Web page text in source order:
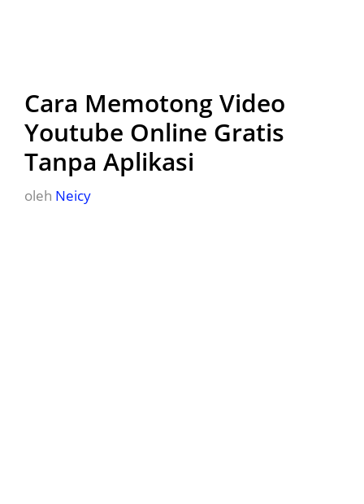
Cara Memotong Video
Youtube Online Gratis
Tanpa Aplikasi
oleh Neicy